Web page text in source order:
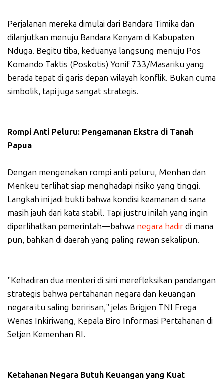
Perjalanan mereka dimulai dari Bandara Timika dan
dilanjutkan menuju Bandara Kenyam di Kabupaten
Nduga. Begitu tiba, keduanya langsung menuju Pos
Komando Taktis (Poskotis) Yonif 733/Masariku yang
berada tepat di garis depan wilayah konflik. Bukan cuma
simbolik, tapi juga sangat strategis.
Rompi Anti Peluru: Pengamanan Ekstra di Tanah
Papua
Dengan mengenakan rompi anti peluru, Menhan dan
Menkeu terlihat siap menghadapi risiko yang tinggi.
Langkah ini jadi bukti bahwa kondisi keamanan di sana
masih jauh dari kata stabil. Tapi justru inilah yang ingin
diperlihatkan pemerintah—bahwa negara hadir di mana
pun, bahkan di daerah yang paling rawan sekalipun.
"Kehadiran dua menteri di sini merefleksikan pandangan
strategis bahwa pertahanan negara dan keuangan
negara itu saling beririsan," jelas Brigjen TNI Frega
Wenas Inkiriwang, Kepala Biro Informasi Pertahanan di
Setjen Kemenhan RI.
Ketahanan Negara Butuh Keuangan yang Kuat